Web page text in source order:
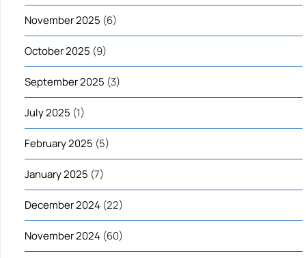
November 2025 (6)
October 2025 (9)
September 2025 (3)
July 2025 (1)
February 2025 (5)
January 2025 (7)
December 2024 (22)
November 2024 (60)